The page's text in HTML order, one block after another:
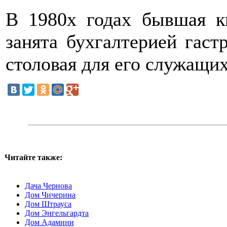
В 1980х годах бывшая
занята бухгалтерией
столовая для его
Читайте также:
Дача Чернова
Дом Чичерина
Дом Штрауса
Дом Энгельгардта
Дом Адамини